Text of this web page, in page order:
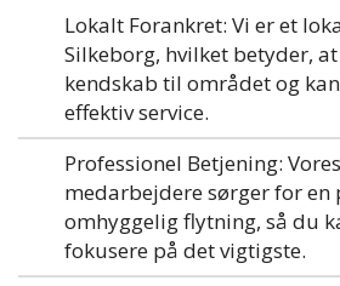
Lokalt Forankret: Vi er et
Silkeborg, hvilket betyder,
kendskab til området og
effektiv service.
Professionel Betjening:
medarbejdere sørger for en
omhyggelig flytning, så du
fokusere på det vigtigste.